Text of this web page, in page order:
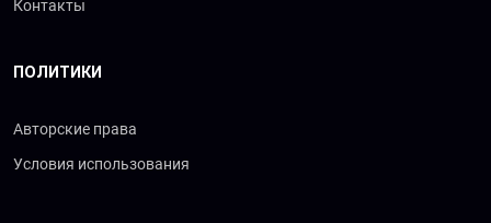
Контакты
ПОЛИТИКИ
Авторские права
Условия использования